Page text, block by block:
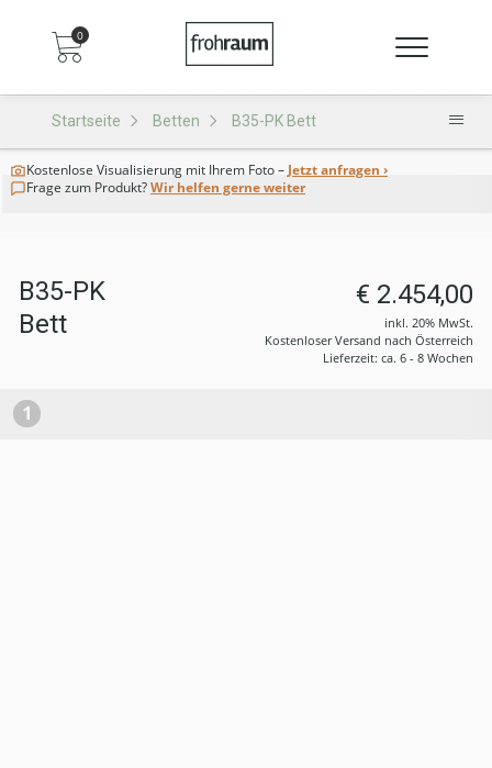
0
Startseite Betten B35-PK Bett
Kostenlose Visualisierung mit Ihrem Foto – Jetzt anfragen ›
Frage zum Produkt?Wir helfen gerne weiter
B35-PK
Bett
€ 2.454,00
inkl. 20% MwSt.
Kostenloser Versand nach Österreich
Lieferzeit: ca. 6 - 8 Wochen
1